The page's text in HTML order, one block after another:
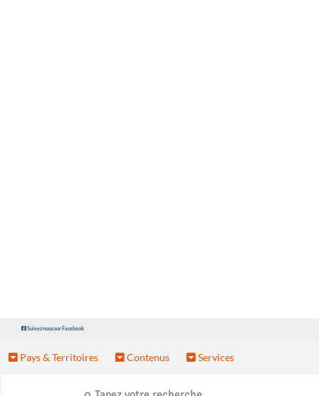
Suivez nous sur Facebook
Pays & Territoires Contenus Services